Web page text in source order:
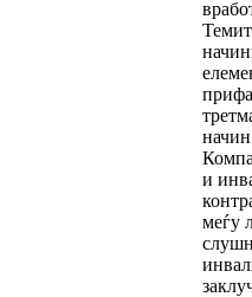
и
меѓу